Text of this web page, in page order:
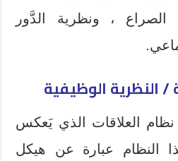
الصراع ، ونظرية الدَّور
العلاقات الذي يَعكس
النظام عبارة عن هيكل